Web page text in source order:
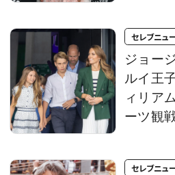
セレブニュ
ジョー
ルイ王
ィリア
ーツ観
セレブニュ